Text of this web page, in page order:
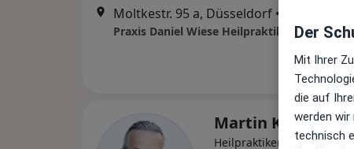
Moltkestr. 95 a, Düsseldorf •
Praxis Daniel Wiese Heilpraktiker
Martin K.
Heilpraktiker, Spezieller
Der
Mit Ihrer
die auf
werden wir
technisch